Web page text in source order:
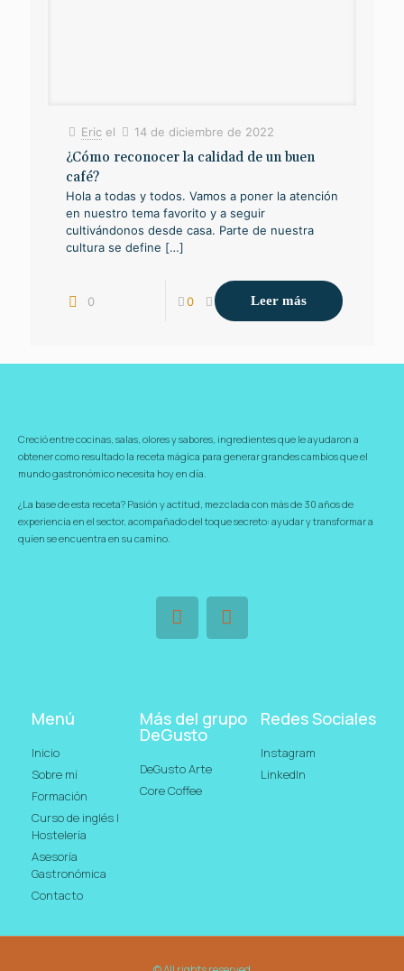
Eric el 14 de diciembre de 2022
¿Cómo reconocer la calidad de un buen
café?
Hola a todas y todos. Vamos a poner la atención
en nuestro tema favorito y a seguir
cultivándonos desde casa. Parte de nuestra
cultura se define […]
0 0 Leer más
Creció entre cocinas, salas, olores y sabores, ingredientes que le ayudaron a
obtener como resultado la receta mágica para generar grandes cambios que el
mundo gastronómico necesita hoy en día.
¿La base de esta receta? Pasión y actitud, mezclada con más de 30 años de
experiencia en el sector, acompañado del toque secreto: ayudar y transformar a
quien se encuentra en su camino.
Menú
Inicio
Sobre mí
Formación
Curso de inglés |
Hostelería
Asesoría
Gastronómica
Contacto
Más del grupo
DeGusto
DeGusto Arte
Core Coffee
Redes Sociales
Instagram
LinkedIn